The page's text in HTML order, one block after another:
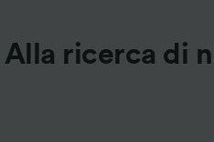
Alla ricerca di